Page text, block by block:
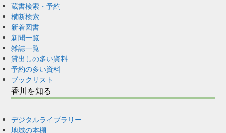
蔵書検索・予約
横断検索
新着図書
新聞一覧
雑誌一覧
貸出しの多い資料
予約の多い資料
ブックリスト
香川を知る
デジタルライブラリー
地域の本棚